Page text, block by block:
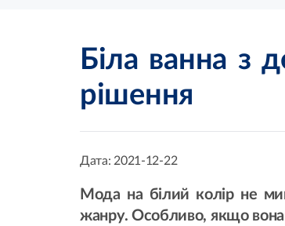
Біла ванна з
рішення
Дата: 2021-12-22
Мода на білий колір не
жанру. Особливо, якщо вона